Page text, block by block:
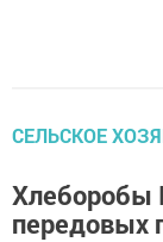
СЕЛЬСКОЕ
Хлеборобы
передовых